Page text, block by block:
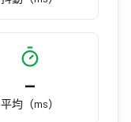
—
平均（ms）